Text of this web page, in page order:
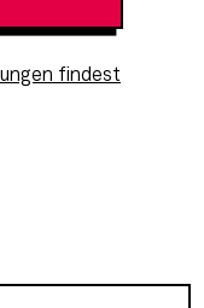
findest